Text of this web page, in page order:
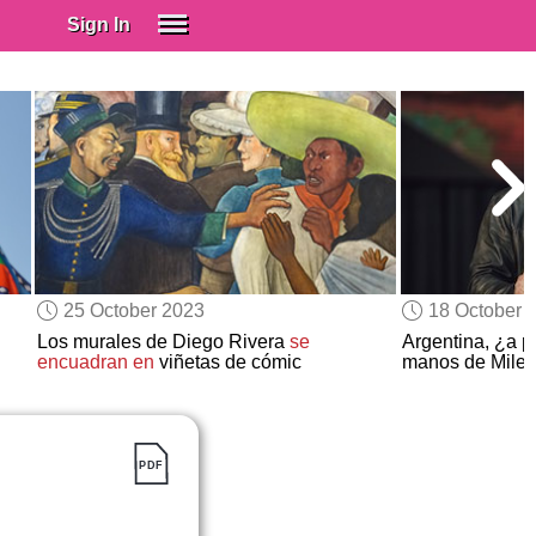
Sign In
Spanish (Spain)
Spanish (Latino)
SUBSCRIBE
EDUCATIONAL LICENSES
GIFT CARDS
OTHER LANGUAGES
ABOUT US
25 October 2023
Los murales de Diego Rivera se
encuadran en viñetas de cómic
18 October
Argentina, ¿a
manos de